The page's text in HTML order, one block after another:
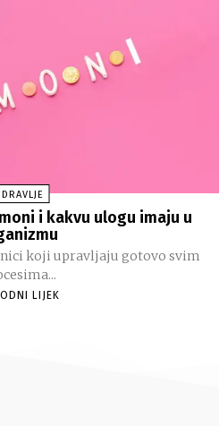
i kakvu ulogu imaju u
koji upravljaju gotovo svim
LIJEK